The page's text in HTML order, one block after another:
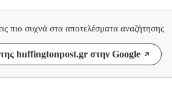
πιο συχνά στα αποτελέσματα αναζήτησης
huffingtonpost.gr στην Google